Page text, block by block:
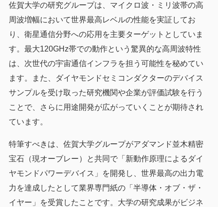
佐賀大学の研究グループは、マイクロ波・ミリ波帯の高
周波増幅において世界最高レベルの性能を実証してお
り、衛星通信分野への応用を主要ターゲットとしていま
す。最大120GHz帯での動作という驚異的な高周波特性
は、次世代の宇宙通信インフラを担う可能性を秘めてい
ます。また、ダイヤモンドセミコンダクターのデバイス
サンプルを受け取った研究機関や企業が評価試験を行う
ことで、さらに用途開発が広がっていくことが期待され
ています。
特筆すべきは、佐賀大学グループがアダマンド並木精密
宝石（現オーブレー）と共同で「新動作原理によるダイ
ヤモンドパワーデバイス」を開発し、世界最高の出力電
力を達成したとして業界専門紙の「半導体・オブ・ザ・
イヤー」を受賞したことです。大学の研究成果がビジネ